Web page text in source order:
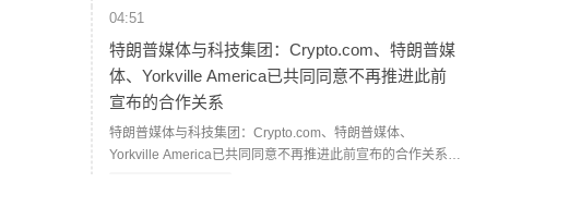
04:51
特朗普媒体与科技集团：Crypto.com、特朗普媒
体、Yorkville America已共同同意不再推进此前
宣布的合作关系
特朗普媒体与科技集团：Crypto.com、特朗普媒体、
Yorkville America已共同同意不再推进此前宣布的合作关系。